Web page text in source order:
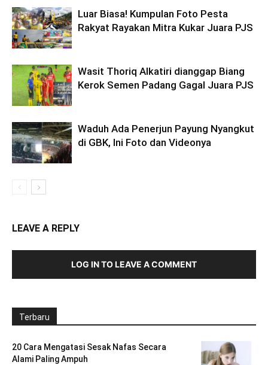
Luar Biasa! Kumpulan Foto Pesta
Rakyat Rayakan Mitra Kukar Juara PJS
Wasit Thoriq Alkatiri dianggap Biang
Kerok Semen Padang Gagal Juara PJS
Waduh Ada Penerjun Payung Nyangkut
di GBK, Ini Foto dan Videonya
LEAVE A REPLY
LOG IN TO LEAVE A COMMENT
Terbaru
20 Cara Mengatasi Sesak Nafas Secara
Alami Paling Ampuh